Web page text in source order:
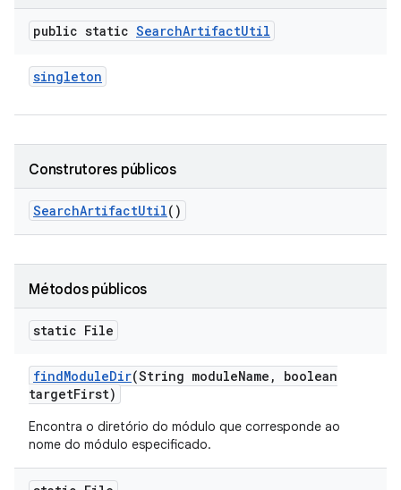
public static SearchArtifactUtil
singleton
Construtores públicos
SearchArtifactUtil()
Métodos públicos
static File
findModuleDir(String moduleName ,
boolean
targetFirst)
Encontra o diretório do módulo que corresponde ao
nome do módulo especificado.